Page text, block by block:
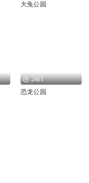
大兔公园
2461
恐龙公园